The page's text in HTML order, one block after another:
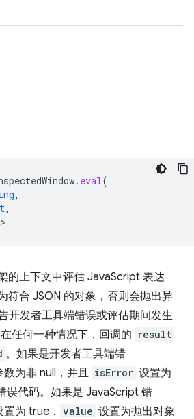
. eval(
,
,
的上下文中评估 JavaScript 表达
符合 JSON 的对象，否则会抛出异
开发者工具端错误或评估期间发生
任何一种情况下，回调的 result
。如果是开发者工具端错
数为非 null，并且 isError 设置为
误代码。如果是 JavaScript 错
置为 true， value 设置为抛出对象